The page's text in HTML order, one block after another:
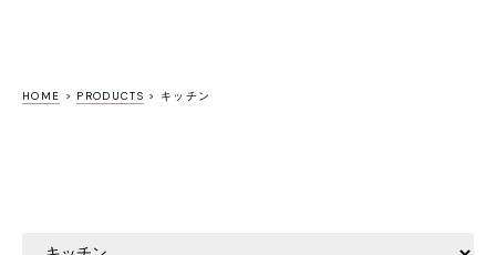
HOME > PRODUCTS > キッチン